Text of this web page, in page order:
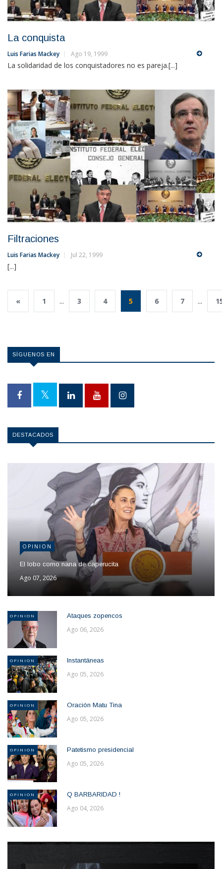
La conquista
Luis Farias Mackey Ago 19, 1999
La solidaridad de los conquistadores no es pareja.[...]
Filtraciones
Luis Farias Mackey Jul 22, 1999
[...]
« 1 ... 3 4 5 6 7 ...
SÍGUENOS EN
DESTACADOS
OPINION
El lobo como nana de caperucita
Ago 07, 2026
OPINION Ataques zopencos
Ago 06, 2026
OPINION Instantáneas
Ago 05, 2026
OPINION Oración Matu Tina
Ago 05, 2026
OPINION Patetismo presidencial
Ago 05, 2026
OPINION Q BARBARIDAD !
Ago 04, 2026